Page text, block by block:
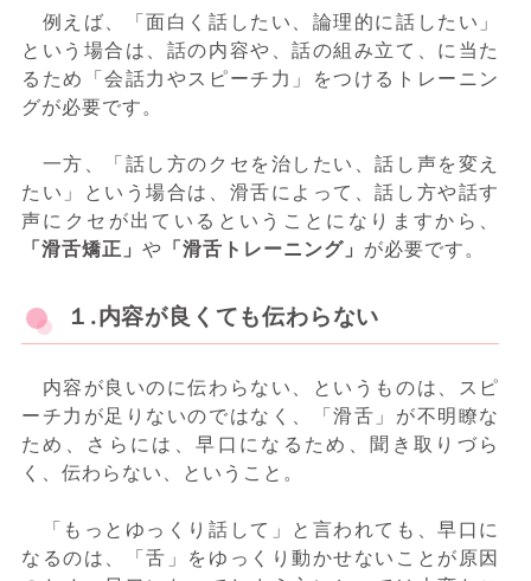
例えば、「面白く話したい、論理的に話したい」
という場合は、話の内容や、話の組み立て、に当た
るため「会話力やスピーチ力」をつけるトレーニン
グが必要です。
一方、「話し方のクセを治したい、話し声を変え
たい」という場合は、滑舌によって、話し方や話す
声にクセが出ているということになりますから、
「滑舌矯正」 や 「滑舌トレーニング」 が必要です。
１.内容が良くても伝わらない
内容が良いのに伝わらない、というものは、スピ
ーチ力が足りないのではなく、「滑舌」が不明瞭な
ため、さらには、早口になるため、聞き取りづら
く、伝わらない、ということ。
「もっとゆっくり話して」と言われても、早口に
なるのは、「舌」をゆっくり動かせないことが原因